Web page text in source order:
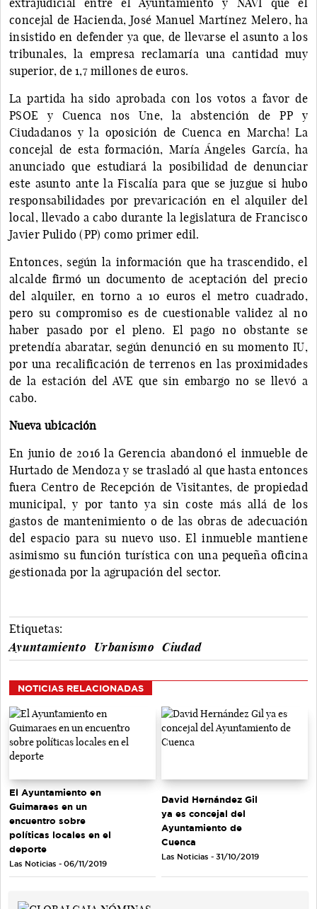
concejal de Hacienda, José Manuel Martínez Melero, ha
insistido en defender ya que, de llevarse el asunto a los
tribunales, la empresa reclamaría una cantidad muy
superior, de 1,7 millones de euros.
La partida ha sido aprobada con los votos a favor de
PSOE y Cuenca nos Une, la abstención de PP y
Ciudadanos y la oposición de Cuenca en Marcha! La
concejal de esta formación, María Ángeles García, ha
anunciado que estudiará la posibilidad de denunciar
este asunto ante la Fiscalía para que se juzgue si hubo
responsabilidades por prevaricación en el alquiler del
local, llevado a cabo durante la legislatura de Francisco
Javier Pulido (PP) como primer edil.
Entonces, según la información que ha trascendido, el
alcalde firmó un documento de aceptación del precio
del alquiler, en torno a 10 euros el metro cuadrado,
pero su compromiso es de cuestionable validez al no
haber pasado por el pleno. El pago no obstante se
pretendía abaratar, según denunció en su momento IU,
por una recalificación de terrenos en las proximidades
de la estación del AVE que sin embargo no se llevó a
cabo.
Nueva ubicación
En junio de 2016 la Gerencia abandonó el inmueble de
Hurtado de Mendoza y se trasladó al que hasta entonces
fuera Centro de Recepción de Visitantes, de propiedad
municipal, y por tanto ya sin coste más allá de los
gastos de mantenimiento o de las obras de adecuación
del espacio para su nuevo uso. El inmueble mantiene
asimismo su función turística con una pequeña oficina
gestionada por la agrupación del sector.
Etiquetas:
Ayuntamiento
Urbanismo Ciudad
NOTICIAS RELACIONADAS
El Ayuntamiento en
Guimaraes en un
encuentro sobre
políticas locales en el
deporte
Las Noticias - 06/11/2019
David Hernández Gil
ya es concejal del
Ayuntamiento de
Cuenca
Las Noticias - 31/10/2019